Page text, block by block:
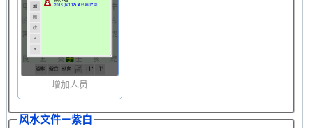
增加人员
风水文件－紫白